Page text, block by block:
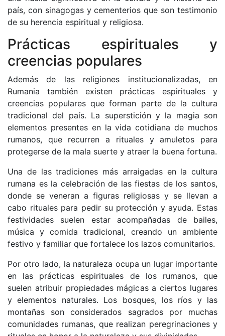
país, con sinagogas y cementerios que son testimonio
de su herencia espiritual y religiosa.
Prácticas espirituales y
creencias populares
Además de las religiones institucionalizadas, en
Rumania también existen prácticas espirituales y
creencias populares que forman parte de la cultura
tradicional del país. La superstición y la magia son
elementos presentes en la vida cotidiana de muchos
rumanos, que recurren a rituales y amuletos para
protegerse de la mala suerte y atraer la buena fortuna.
Una de las tradiciones más arraigadas en la cultura
rumana es la celebración de las fiestas de los santos,
donde se veneran a figuras religiosas y se llevan a
cabo rituales para pedir su protección y ayuda. Estas
festividades suelen estar acompañadas de bailes,
música y comida tradicional, creando un ambiente
festivo y familiar que fortalece los lazos comunitarios.
Por otro lado, la naturaleza ocupa un lugar importante
en las prácticas espirituales de los rumanos, que
suelen atribuir propiedades mágicas a ciertos lugares
y elementos naturales. Los bosques, los ríos y las
montañas son considerados sagrados por muchas
comunidades rumanas, que realizan peregrinaciones y